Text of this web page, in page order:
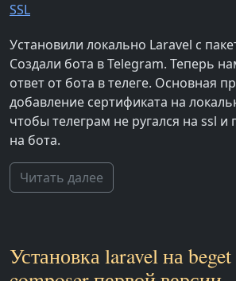
SSL
Установили локально Laravel с
Создали бота в Telegram. Теперь
ответ от бота в телеге. Основная
добавление сертификата на
чтобы телеграм не ругался на ssl и
на бота.
Читать далее
Установка laravel на